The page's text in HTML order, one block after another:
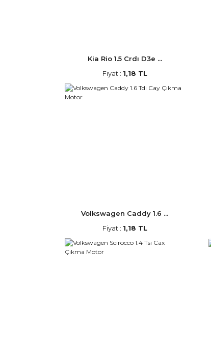
Kia Rio 1.5 Crdı D3e ...
Fiyat : 1,18 TL
Volkswagen Caddy 1.6 ...
Fiyat : 1,18 TL